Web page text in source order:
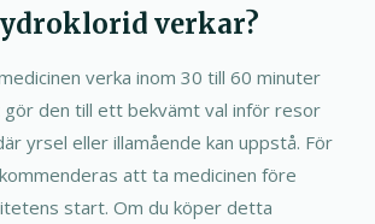
verkar?
verka inom 30 till 60 minuter
den till ett bekvämt val inför resor
yrsel eller illamående kan uppstå. För
att ta medicinen före
start. Om du köper detta